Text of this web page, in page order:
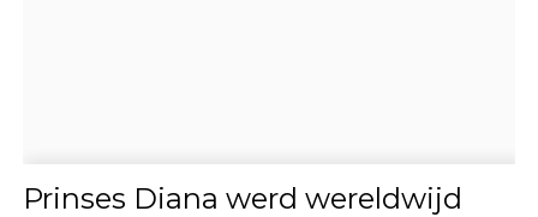
Prinses Diana werd wereldwijd